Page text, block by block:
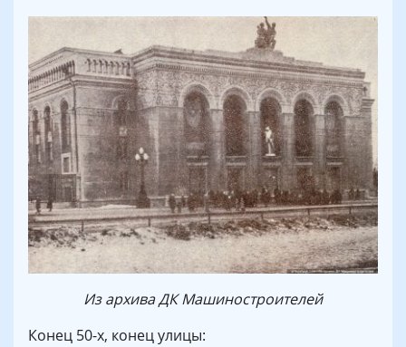
Из архива ДК Машиностроителей
Конец 50-х, конец улицы: